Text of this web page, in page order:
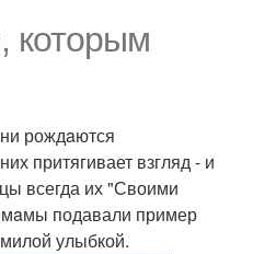
которым
рождaются
притягивает взгляд - и
всегда их "Своими
подавали пример
улыбкой.